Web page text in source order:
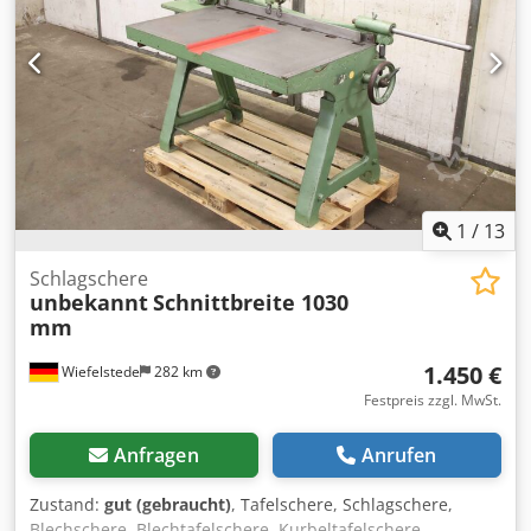
1 / 13
Wiefelstede 282 km
Schlagschere
unbekanntSchnittbreite 1030
mm
1.450 €
Festpreis zzgl. MwSt.
Anfragen Anrufen
Zustand: gut (gebraucht), Tafelschere, Schlagschere,